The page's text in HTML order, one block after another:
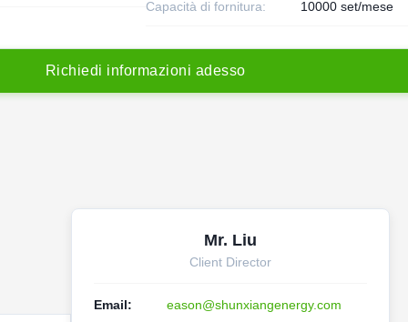
Capacità di fornitura: 10000 set/mese
Richiedi informazioni adesso
Mr. Liu
Client Director
Email:
eason@shunxiangenergy.com